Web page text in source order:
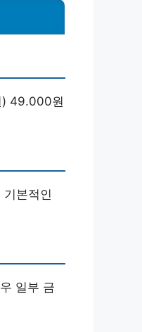
) 49.000원
본적인
일부 금